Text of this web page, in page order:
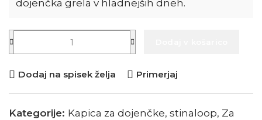
dojenčka grela v hladnejših dneh.
Dodaj na spisek želja Primerjaj
Kategorije: Kapica za dojenčke, stinaloop, Za